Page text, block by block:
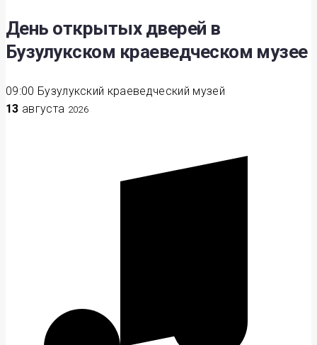
День открытых дверей в
Бузулукском краеведческом музее
09:00 Бузулукский краеведческий музей
13 августа 2026